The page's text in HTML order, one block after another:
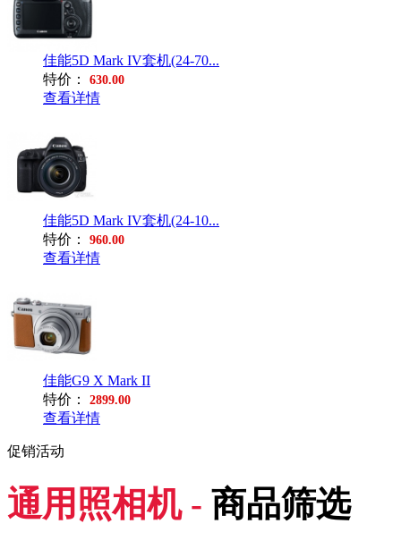
佳能5D Mark IV套机(24-70...
特价：
630.00
查看详情
佳能5D Mark IV套机(24-10...
特价：
960.00
查看详情
佳能G9 X Mark II
特价：
2899.00
查看详情
促销活动
通用照相机 - 商品筛选